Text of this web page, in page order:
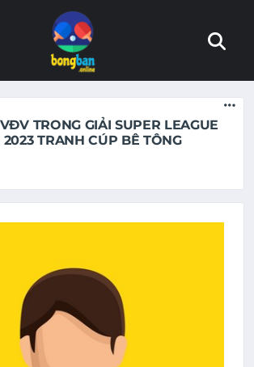
TRONG GIẢI SUPER LEAGUE
TRANH CÚP BÊ TÔNG